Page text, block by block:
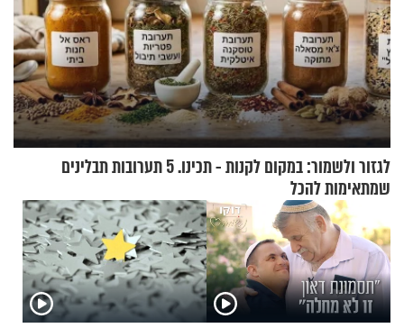
לגזור ולשמור: במקום לקנות - תכינו. 5 תערובות תבלינים
שמתאימות להכל